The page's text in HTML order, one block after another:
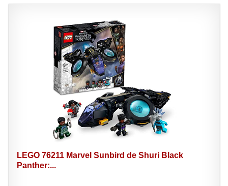
LEGO 76211 Marvel Sunbird de Shuri Black
Panther:...